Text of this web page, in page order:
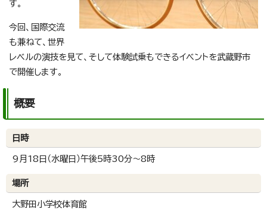
す。
今回、国際交流
も兼ねて、世界
レベルの演技を見て、そして体験試乗もできるイベントを武蔵野市
で開催します。
概要
日時
9月18日（水曜日）午後5時30分～8時
場所
大野田小学校体育館